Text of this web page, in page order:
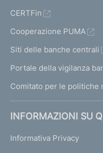
CERTFin
Cooperazione PUMA
Siti delle banche centrali
Portale della vigilanza
Comitato per le politiche
INFORMAZIONI SU
Informativa Privacy